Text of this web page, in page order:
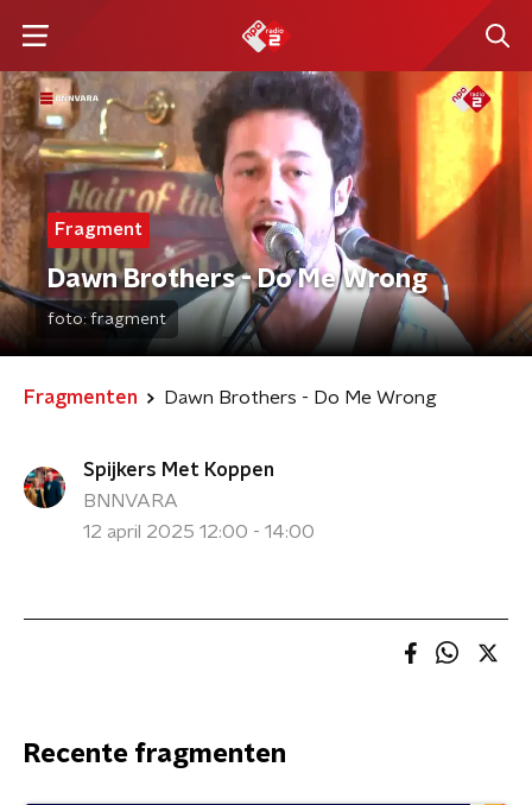
Fragment
Dawn Brothers - Do Me Wrong
foto:fragment
Fragmenten Dawn Brothers - Do Me Wrong
Spijkers Met Koppen
BNNVARA
12 april 2025 12:00 - 14:00
Recente fragmenten